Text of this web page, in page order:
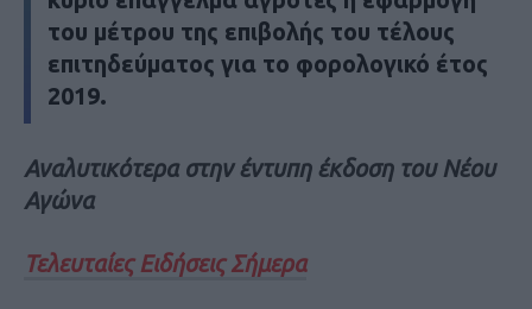
του μέτρου της επιβολής του τέλους
επιτηδεύματος για το φορολογικό έτος
2019.
Αναλυτικότερα στην έντυπη έκδοση του Νέου
Αγώνα
Τελευταίες Ειδήσεις Σήμερα